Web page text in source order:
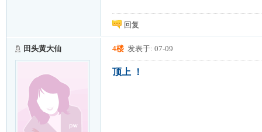
回复
田头黄大仙 4楼 发表于: 07-09
顶上 ！